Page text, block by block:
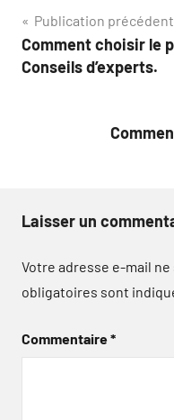
Navigation
de
Publication
Comment choisir le
Conseils d’experts.
Laisser un
Votre adresse e-mail ne
obligatoires sont
Commentaire*